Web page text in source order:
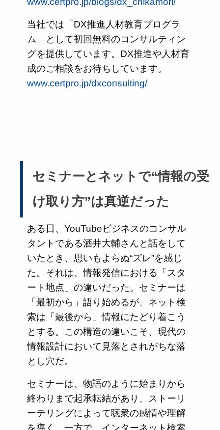
当社では「DX推進人材教育プログラ
ム」として初回無料のコンサルティン
グを提供しています。DX推進や人材育
成のご相談をお待ちしています。
www.certpro.jp/dxconsulting/
セミナーとネットで“情報の受
け取り方”は真逆だった
ある日、YouTubeビジネスのコンサル
タントである酒井大輔さんと話をして
いたとき、思いもよらぬ“ズレ”を感じ
た。それは、情報発信における「スタ
ート地点」の違いだった。セミナーは
「最初から」語り始めるが、ネット検
索は「最後から」情報にたどり着こう
とする。この構造の違いこそ、現代の
情報設計において見落とされがちな落
とし穴だ。
セミナーは、物語のように始まりから
終わりまで起承転結があり、ストーリ
ーテリングによって聴衆の感情や理解
を導く。一方で、インターネット検索